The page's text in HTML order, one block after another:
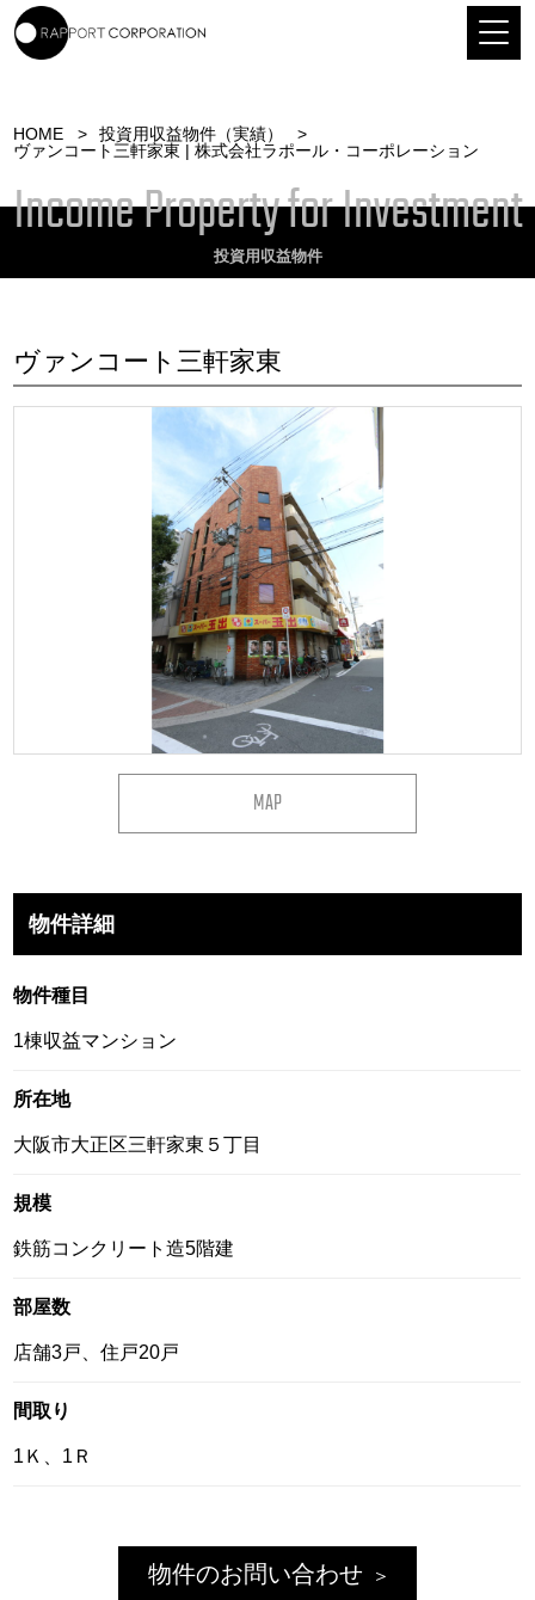
HOME
投資用収益物件（実績）
ヴァンコート三軒家東 | 株式会社ラポール・コーポレーション
Income Property for Investment
投資用収益物件
ヴァンコート三軒家東
MAP
物件詳細
物件種目
1棟収益マンション
所在地
大阪市大正区三軒家東５丁目
規模
鉄筋コンクリート造5階建
部屋数
店舗3戸、住戸20戸
間取り
1Ｋ、1Ｒ
物件のお問い合わせ